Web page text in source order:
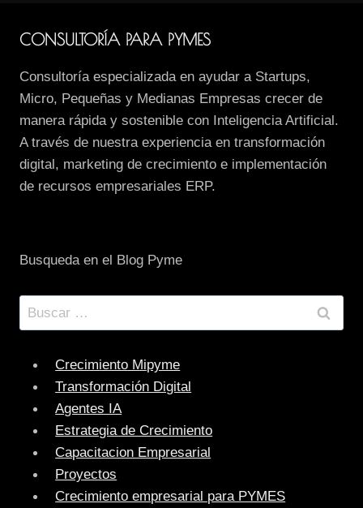
PARA
EL
CRECIMIENTO
EMPRESA
CONSULTORÍA PARA PYMES
Consultoría especializada en ayudar a Startups,
Micro, Pequeñas y Medianas Empresas crecer de
manera rápida y sostenible con Inteligencia Artificial.
A través de nuestra experiencia en transformación
digital, marketing de crecimiento e implementación
de recursos empresariales ERP.
Busqueda en el Blog Pyme
Buscar:
Crecimiento Mipyme
Transformación Digital
Agentes IA
Estrategia de Crecimiento
Capacitacion Empresarial
Proyectos
Crecimiento empresarial para PYMES